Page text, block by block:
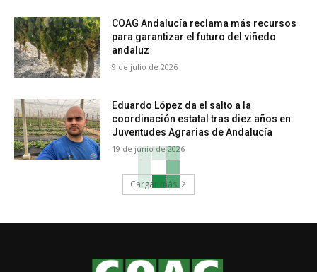
COAG Andalucía reclama más recursos
para garantizar el futuro del viñedo
andaluz
9 de julio de 2026
Eduardo López da el salto a la
coordinación estatal tras diez años en
Juventudes Agrarias de Andalucía
19 de junio de 2026
Cargar más